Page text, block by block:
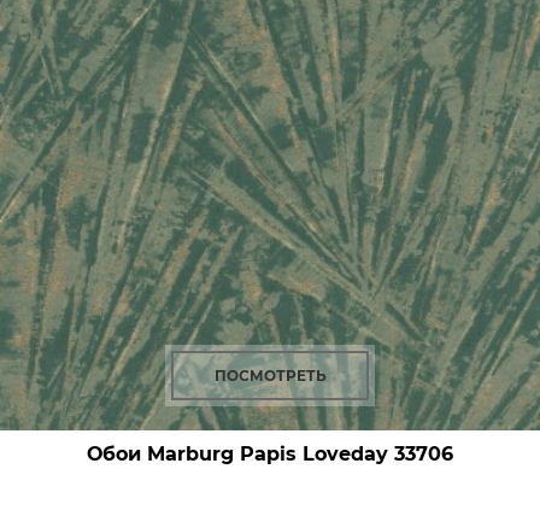
ПОСМОТРЕТЬ
Обои Marburg Papis Loveday 33706